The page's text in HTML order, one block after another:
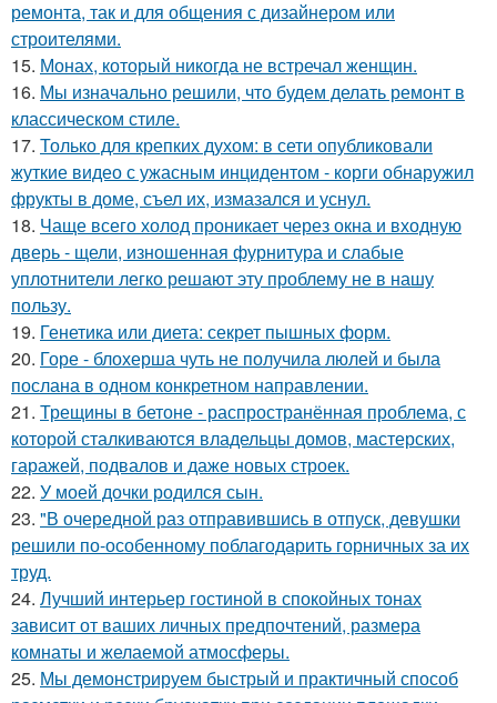
ремонта, так и для общения с дизайнером или
строителями.
15. Монах, который никогда не встречал женщин.
16. Мы изначально решили, что будем делать ремонт в
классическом стиле.
17. Только для крепких духом: в сети опубликовали
жуткие видео с ужасным инцидентом - корги обнаружил
фрукты в доме, съел их, измазался и уснул.
18. Чаще всего холод проникает через окна и входную
дверь - щели, изношенная фурнитура и слабые
уплотнители легко решают эту проблему не в нашу
пользу.
19. Генетика или диета: секрет пышных форм.
20. Горе - блохерша чуть не получила люлей и была
послана в одном конкретном направлении.
21. Трещины в бетоне - распространённая проблема, с
которой сталкиваются владельцы домов, мастерских,
гаражей, подвалов и даже новых строек.
22. У моей дочки родился сын.
23. "В очередной раз отправившись в отпуск, девушки
решили по-особенному поблагодарить горничных за их
труд.
24. Лучший интерьер гостиной в спокойных тонах
зависит от ваших личных предпочтений, размера
комнаты и желаемой атмосферы.
25. Мы демонстрируем быстрый и практичный способ